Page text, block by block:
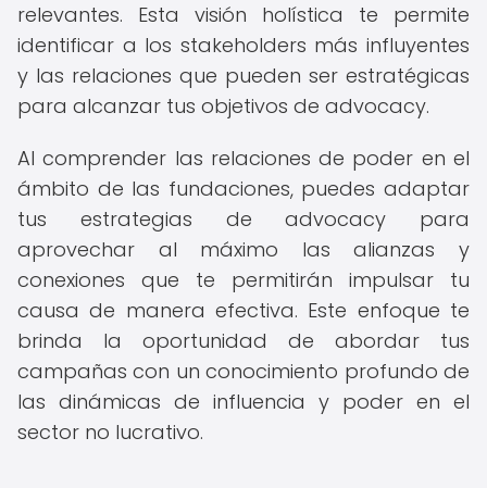
relevantes. Esta visión holística te permite
identificar a los stakeholders más influyentes
y las relaciones que pueden ser estratégicas
para alcanzar tus objetivos de advocacy.
Al comprender las relaciones de poder en el
ámbito de las fundaciones, puedes adaptar
tus estrategias de advocacy para
aprovechar al máximo las alianzas y
conexiones que te permitirán impulsar tu
causa de manera efectiva. Este enfoque te
brinda la oportunidad de abordar tus
campañas con un conocimiento profundo de
las dinámicas de influencia y poder en el
sector no lucrativo.